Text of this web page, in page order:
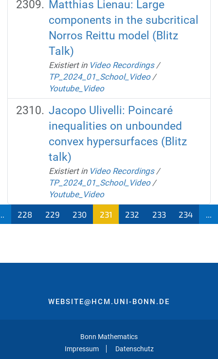
Matthias Lienau: Large
components in the subcritical
Norros Reittu model (Blitz
Talk)
Existiert in Video Recordings /
TP_2024_01_School_Video /
Youtube_Video
Jacopo Ulivelli: Poincaré
inequalities on unbounded
convex hypersurfaces (Blitz
talk)
Existiert in Video Recordings /
TP_2024_01_School_Video /
Youtube_Video
228 229 230
231
232 233 234
WEBSITE@HCM.UNI-BONN.DE
Bonn Mathematics
Impressum
Datenschutz